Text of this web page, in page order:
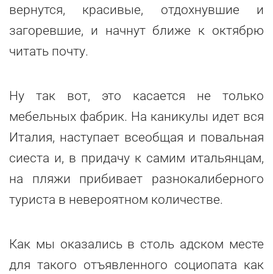
вернутся, красивые, отдохнувшие и
загоревшие, и начнут ближе к октябрю
читать почту.
Ну так вот, это касается не только
мебельных фабрик. На каникулы идет вся
Италия, наступает всеобщая и повальная
сиеста и, в придачу к самим итальянцам,
на пляжи прибивает разнокалиберного
туриста в невероятном количестве.
Как мы оказались в столь адском месте
для такого отъявленного социопата как